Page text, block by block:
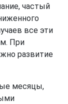
частый
все эти
При
развитие
месяцы,